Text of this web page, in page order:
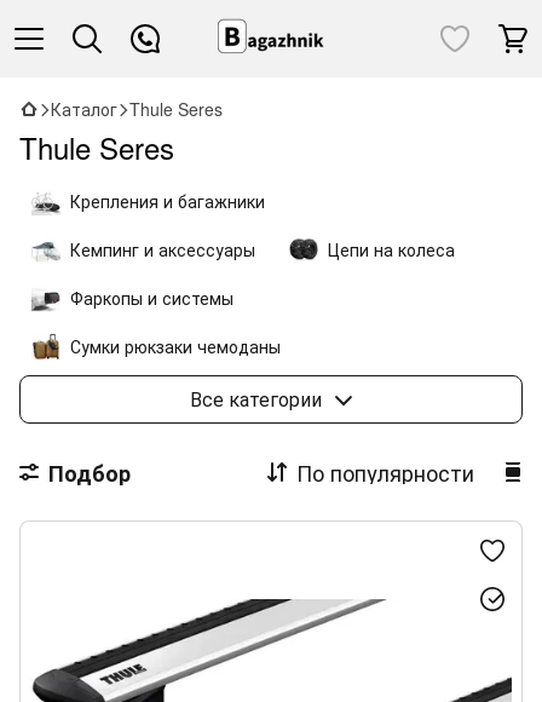
Каталог Thule Seres
Thule Seres
Крепления и багажники
Кемпинг и аксессуары
Цепи на колеса
Фаркопы и системы
Сумки рюкзаки чемоданы
Коляски и велоаксессуары
Все категории
Подбор По популярности